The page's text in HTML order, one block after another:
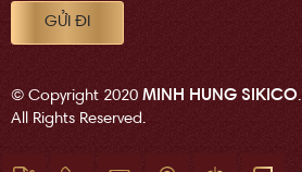
© Copyright 2020 MINH HUNG SIKICO.
All Rights Reserved.